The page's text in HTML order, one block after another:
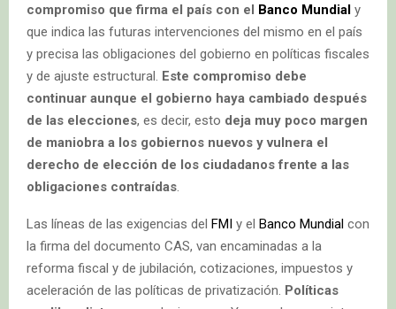
compromiso que firma el país con el Banco Mundial y
que indica las futuras intervenciones del mismo en el país
y precisa las obligaciones del gobierno en políticas fiscales
y de ajuste estructural. Este compromiso debe
continuar aunque el gobierno haya cambiado después
de las elecciones, es decir, esto deja muy poco margen
de maniobra a los gobiernos nuevos y vulnera el
derecho de elección de los ciudadanos frente a las
obligaciones contraídas
Las líneas de las exigencias del FMI y el Banco Mundial con
la firma del documento CAS, van encaminadas a la
reforma fiscal y de jubilación, cotizaciones, impuestos y
aceleración de las políticas de privatización. Políticas